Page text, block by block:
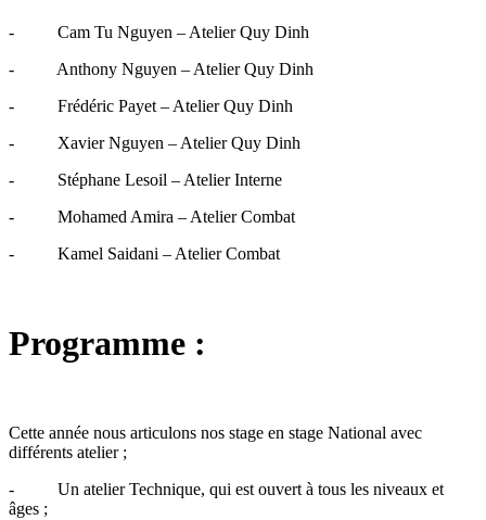
- Cam Tu Nguyen – Atelier Quy Dinh
- Anthony Nguyen – Atelier Quy Dinh
- Frédéric Payet – Atelier Quy Dinh
- Xavier Nguyen – Atelier Quy Dinh
- Stéphane Lesoil – Atelier Interne
- Mohamed Amira – Atelier Combat
- Kamel Saidani – Atelier Combat
Programme :
Cette année nous articulons nos stage en stage National avec
différents atelier ;
- Un atelier Technique, qui est ouvert à tous les niveaux et
âges ;